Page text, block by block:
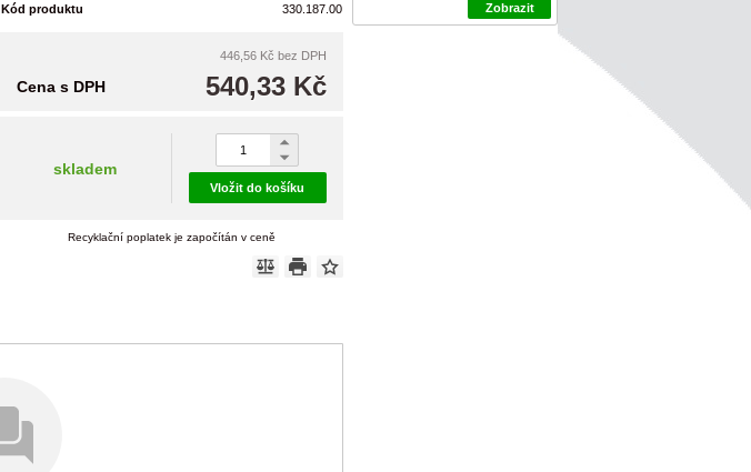
Zobrazit
Kód produktu 330.187.00
446,56 Kč bez DPH
540,33 Kč
Cena s DPH
skladem
Vložit do košíku
Recyklační poplatek je započítán v ceně